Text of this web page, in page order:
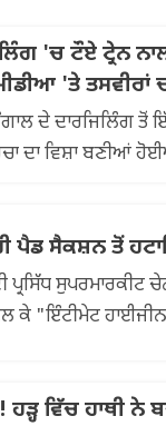
'ਚ ਟੌਏ ਟ੍ਰੇਨ
'ਤੇ ਤਸਵੀਰਾਂ
ਦੇ ਦਾਰਜਿਲਿੰਗ ਤੋਂ
ਦਾ ਵਿਸ਼ਾ ਬਣੀਆਂ
ਪੈਡ ਸੈਕਸ਼ਨ ਤੋਂ
ਪ੍ਰਸਿੱਧ
ਹੜ੍ਹ ਵਿੱਚ ਹਾਥੀ